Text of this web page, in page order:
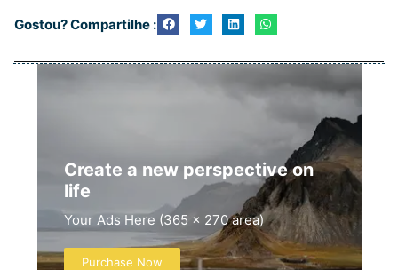
Gostou? Compartilhe :
Create a new perspective on
life
Your Ads Here (365 x 270 area)
Purchase Now